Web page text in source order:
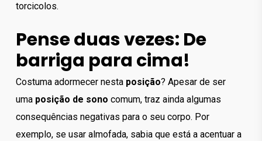
torcicolos.
Pense duas vezes: De
barriga para cima!
Costuma adormecer nesta posição? Apesar de ser
uma posição de sono comum, traz ainda algumas
consequências negativas para o seu corpo. Por
exemplo, se usar almofada, sabia que está a acentuar a